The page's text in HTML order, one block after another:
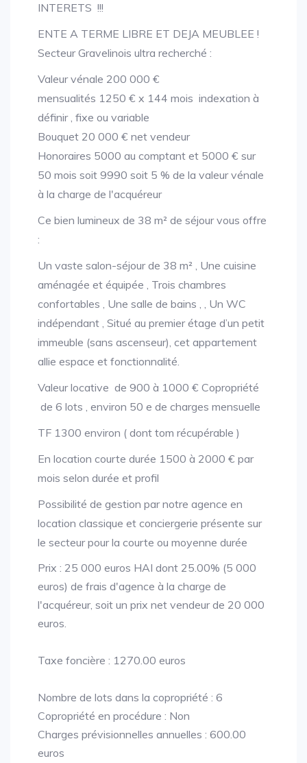
INTERETS !!!
ENTE A TERME LIBRE ET DEJA MEUBLEE !
Secteur Gravelinois ultra recherché :
Valeur vénale 200 000 €
mensualités 1250 € x 144 mois indexation à
définir , fixe ou variable
Bouquet 20 000 € net vendeur
Honoraires 5000 au comptant et 5000 € sur
50 mois soit 9990 soit 5 % de la valeur vénale
à la charge de l'acquéreur
Ce bien lumineux de 38 m² de séjour vous offre
:
Un vaste salon-séjour de 38 m² , Une cuisine
aménagée et équipée , Trois chambres
confortables , Une salle de bains , , Un WC
indépendant , Situé au premier étage d’un petit
immeuble (sans ascenseur), cet appartement
allie espace et fonctionnalité.
Valeur locative de 900 à 1000 € Copropriété
de 6 lots , environ 50 e de charges mensuelle
TF 1300 environ ( dont tom récupérable )
En location courte durée 1500 à 2000 € par
mois selon durée et profil
Possibilité de gestion par notre agence en
location classique et conciergerie présente sur
le secteur pour la courte ou moyenne durée
Prix : 25 000 euros HAI dont 25.00% (5 000
euros) de frais d'agence à la charge de
l'acquéreur, soit un prix net vendeur de 20 000
euros.
Taxe foncière : 1270.00 euros
Nombre de lots dans la copropriété : 6
Copropriété en procédure : Non
Charges prévisionnelles annuelles : 600.00
euros